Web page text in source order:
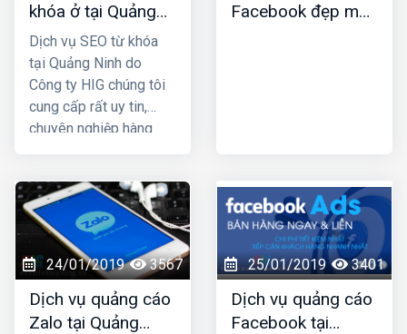
truyền thống. HIG là
công ty thiết kế web tại
Nam Định uy tín chuyên
nghiệp được nhiều
khách hàng lựa chọn,
hãy liên hệ ngay với
khóa ở tại Quảng
Ninh
Dịch vụ SEO từ khóa
tại Quảng Ninh do
Công ty HIG chúng tôi
cung cấp rất uy tin,
chuyên nghiệp hàng
nhiều năm kinh nghiệm
trong lĩnh vực SEO top
Google và đã mang lại
thành công cho rất
nhiều khách hàng trên
khắp Việt Nam.
Facebook đẹp mới
24/01/2019 3567
Dịch vụ quảng cáo
Zalo tại Quảng
25/01/2019 3401
Dịch vụ quảng cáo
Facebook tại